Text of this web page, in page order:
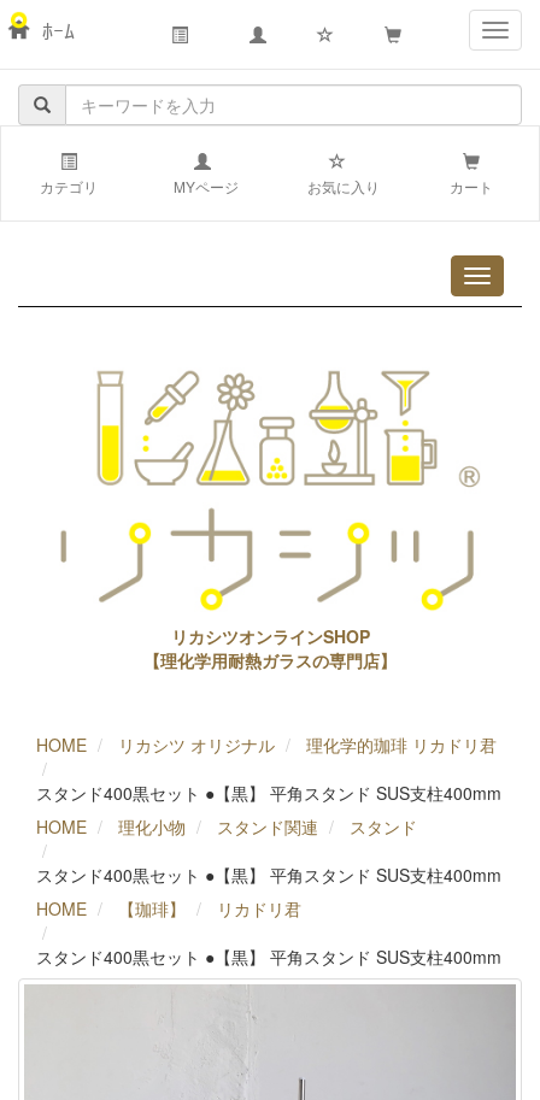
ﾎｰﾑ
カテゴリ MYページ お気に入り カート
リカシツオンラインSHOP
【理化学用耐熱ガラスの専門店】
HOME リカシツ オリジナル
理化学的珈琲 リカドリ君
スタンド400黒セット ●【黒】 平角スタンド SUS支柱400mm
HOME
理化小物 スタンド関連
スタンド
スタンド400黒セット ●【黒】 平角スタンド SUS支柱400mm
HOME
【珈琲】
リカドリ君
スタンド400黒セット ●【黒】 平角スタンド SUS支柱400mm